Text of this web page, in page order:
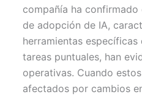
compañía ha
de adopción de IA,
herramientas
tareas puntuales, han
operativas. Cuando
afectados por cambios